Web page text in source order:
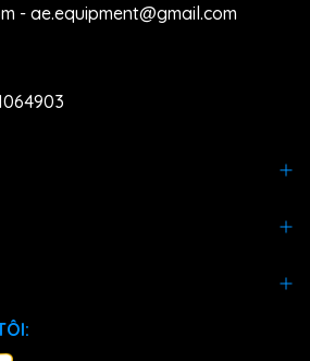
- ae.equipment@gmail.com